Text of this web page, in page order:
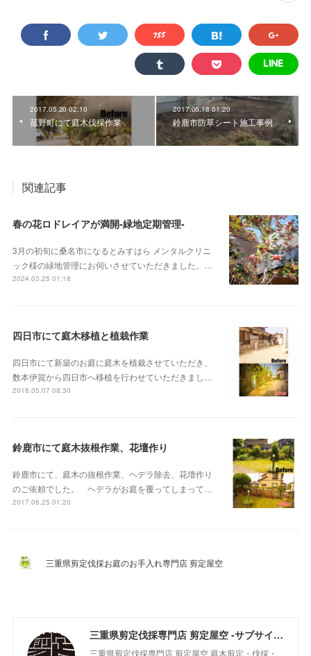
2017.05.20 02:10
菰野町にて庭木伐採作業
2017.05.18 01:20
鈴鹿市防草シート施工事例
関連記事
春の花ロドレイアが満開-緑地定期管理-
3月の初旬に桑名市になるとみすはら メンタルクリニ
ック様の緑地管理にお伺いさせていただきました。…
2024.03.25 01:18
四日市にて庭木移植と植栽作業
四日市にて新築のお庭に庭木を植栽させていただき、
数本伊賀から四日市へ移植を行わせていただきまし…
2018.05.07 08:30
鈴鹿市にて庭木抜根作業、花壇作り
鈴鹿市にて、庭木の抜根作業、ヘデラ除去、花壇作り
のご依頼でした。 ヘデラがお庭を覆ってしまって…
2017.06.25 01:20
三重県剪定伐採お庭のお手入れ専門店 剪定屋空
三重県剪定伐採専門店 剪定屋空 -サブサイト-
三重県剪定伐採専門店 剪定屋空 庭木剪定・伐採・